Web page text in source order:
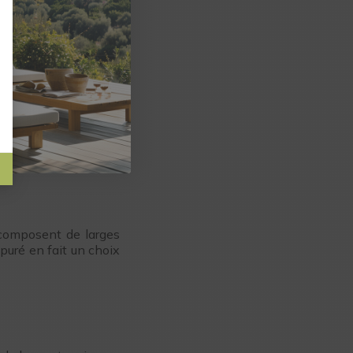
Leur design épuré
permet de les
anti-chaleur, nos
de larges
en fait un choix